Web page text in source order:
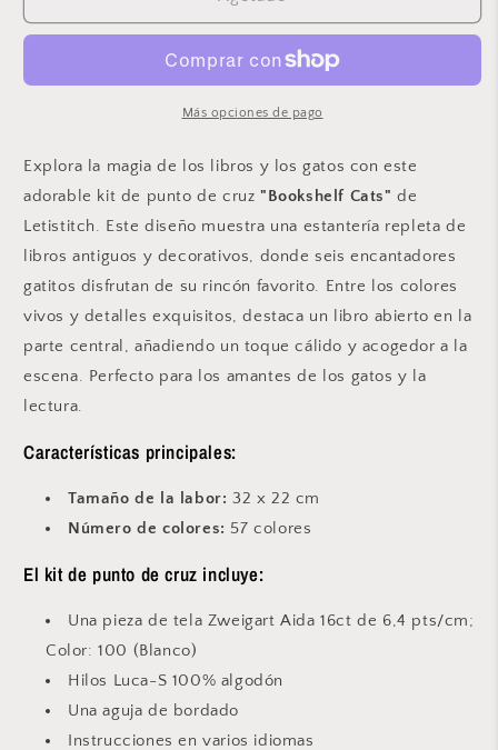
de
&quot;Bookshelf
L9917
de
Letistitch
&quot;Bookshelf
Cats&quot;
L9917
Más opciones de pago
Explora la magia de los libros y los gatos con este
adorable kit de punto de cruz"Bookshelf Cats" de
Letistitch. Este diseño muestra una estantería repleta de
libros antiguos y decorativos, donde seis encantadores
gatitos disfrutan de su rincón favorito. Entre los colores
vivos y detalles exquisitos, destaca un libro abierto en la
parte central, añadiendo un toque cálido y acogedor a la
escena. Perfecto para los amantes de los gatos y la
lectura.
Características principales:
Tamaño de la labor: 32 x 22 cm
Número de colores: 57 colores
El kit de punto de cruz incluye:
Una pieza de tela Zweigart Aida 16ct de 6,4 pts/cm;
Color: 100 (Blanco)
Hilos Luca-S 100% algodón
Una aguja de bordado
Instrucciones en varios idiomas